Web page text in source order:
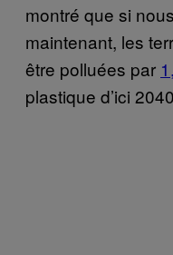
montré que si
maintenant, les
être polluées par
plastique d’ici